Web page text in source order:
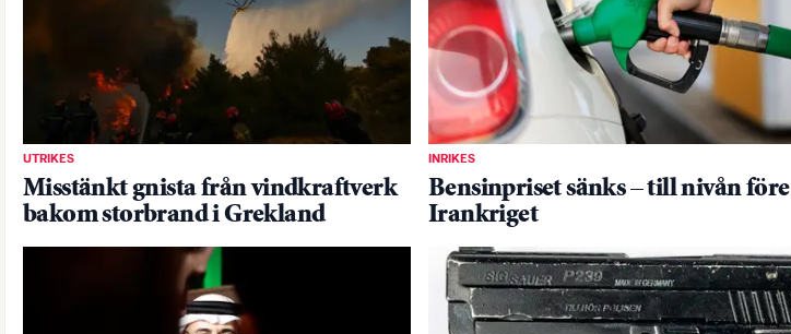
UTRIKES
Misstänkt gnista från vindkraftverk
bakom storbrand i Grekland
INRIKES
Bensinpriset sänks – till nivån före
Irankriget